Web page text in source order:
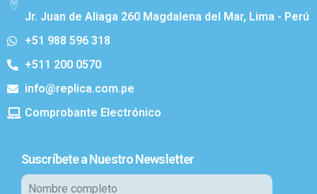
Jr. Juan de Aliaga 260 Magdalena del Mar, Lima - Perú
+51 988 596 318
+511 200 0570
info@replica.com.pe
Comprobante Electrónico
Suscríbete a Nuestro Newsletter